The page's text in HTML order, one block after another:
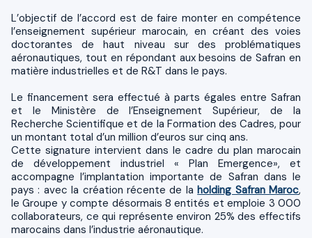
L’objectif de l’accord est de faire monter en compétence
l’enseignement supérieur marocain, en créant des voies
doctorantes de haut niveau sur des problématiques
aéronautiques, tout en répondant aux besoins de Safran en
matière industrielles et de R&T dans le pays.
Le financement sera effectué à parts égales entre Safran
et le Ministère de l’Enseignement Supérieur, de la
Recherche Scientifique et de la Formation des Cadres, pour
un montant total d’un million d’euros sur cinq ans.
Cette signature intervient dans le cadre du plan marocain
de développement industriel « Plan Emergence», et
accompagne l’implantation importante de Safran dans le
pays : avec la création récente de laholding Safran Maroc,
le Groupe y compte désormais 8 entités et emploie 3 000
collaborateurs, ce qui représente environ 25% des effectifs
marocains dans l’industrie aéronautique.